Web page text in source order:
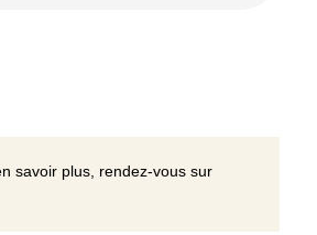
savoir plus, rendez-vous sur